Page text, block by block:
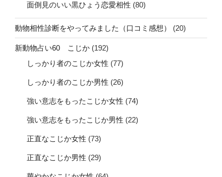
面倒見のいい黒ひょう恋愛相性 (80)
動物相性診断をやってみました（口コミ感想） (20)
新動物占い60 こじか (192)
しっかり者のこじか女性 (77)
しっかり者のこじか男性 (26)
強い意志をもったこじか女性 (74)
強い意志をもったこじか男性 (22)
正直なこじか女性 (73)
正直なこじか男性 (29)